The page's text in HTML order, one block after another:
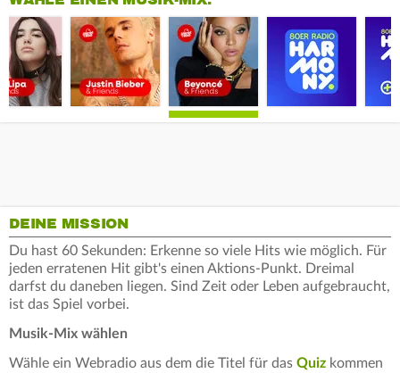
DEINE MISSION
Du hast 60 Sekunden: Erkenne so viele Hits wie möglich. Für
jeden erratenen Hit gibt's einen Aktions-Punkt. Dreimal
darfst du daneben liegen. Sind Zeit oder Leben aufgebraucht,
ist das Spiel vorbei.
Musik-Mix wählen
Wähle ein Webradio aus dem die Titel für das Quiz kommen